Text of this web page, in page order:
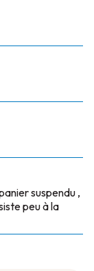
suspendu ,
peu à la